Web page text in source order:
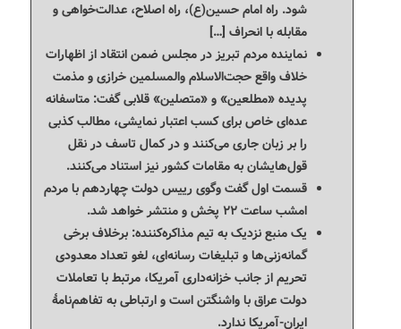
شود. راه امام حسین(ع)، راه اصلاح، عدالت‌خواهی و
مقابله با انحراف […]
نماینده مردم تبریز در مجلس ضمن انتقاد از اظهارات
خلاف‌ واقع حجت‌الاسلام والمسلمین خرازی و مذمت
پدیده «مطلعین» و «متصلین» قلابی گفت: متاسفانه
عده‌ای خاص برای کسب اعتبار نمایشی، مطالب کذبی
را بر زبان جاری می‌کنند و در کمال تاسف در نقل
قول‌هایشان به مقامات کشور نیز استناد می‌کنند.
قسمت اول گفت وگوی رییس دولت چهاردهم با مردم
امشب ساعت ۲۲ پخش و منتشر خواهد شد.
یک منبع نزدیک به تیم مذاکره‌کننده: برخلاف برخی
گمانه‌زنی‌ها و تبلیغات رسانه‌ای، لغو تعداد معدودی
تحریم از جانب خزانه‌داری آمریکا، مرتبط با تعاملات
دولت عراق با واشنگتن است و ارتباطی به تفاهم‌نامۀ
ایران-آمریکا ندارد.